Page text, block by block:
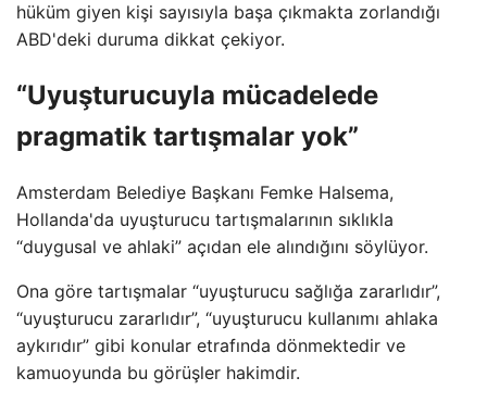
hüküm giyen kişi sayısıyla başa çıkmakta zorlandığı
ABD'deki duruma dikkat çekiyor.
“Uyuşturucuyla mücadelede
pragmatik tartışmalar yok”
Amsterdam Belediye Başkanı Femke Halsema,
Hollanda'da uyuşturucu tartışmalarının sıklıkla
“duygusal ve ahlaki” açıdan ele alındığını söylüyor.
Ona göre tartışmalar “uyuşturucu sağlığa zararlıdır”,
“uyuşturucu zararlıdır”, “uyuşturucu kullanımı ahlaka
aykırıdır” gibi konular etrafında dönmektedir ve
kamuoyunda bu görüşler hakimdir.